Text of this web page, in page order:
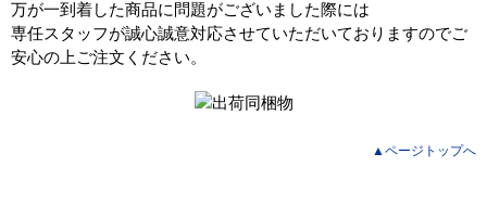
万が一到着した商品に問題がございました際には
専任スタッフが誠心誠意対応させていただいておりますのでご
安心の上ご注文ください。
▲ページトップへ